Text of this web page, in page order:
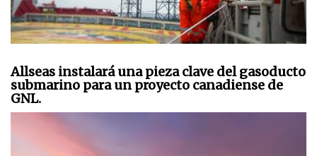
Allseas instalará una pieza clave del gasoducto
submarino para un proyecto canadiense de
GNL.